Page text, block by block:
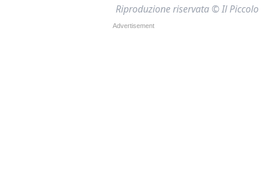
Riproduzione riservata © Il Piccolo